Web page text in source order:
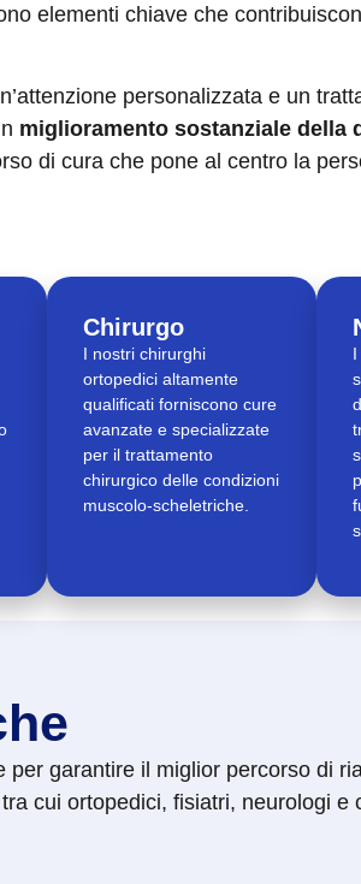
elementi chiave che
personalizzata e un
miglioramento sostanziale della
di cura che pone al centro la
Chirurgo
I nostri chirurghi
ortopedici altamente
qualificati forniscono cure
avanzate e specializzate
per il trattamento
chirurgico delle condizioni
muscolo-scheletriche.
garantire il miglior percorso di
cui ortopedici, fisiatri, neurologi